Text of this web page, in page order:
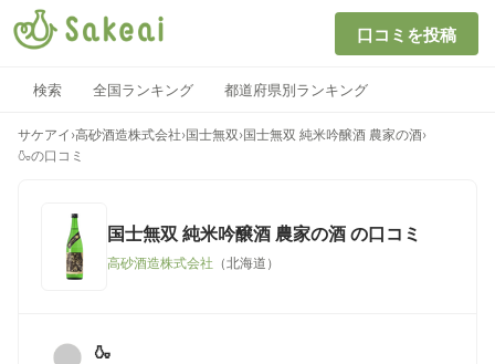
口コミを投稿
検索 全国ランキング 都道府県別ランキング
サケアイ ›高砂酒造株式会社›国士無双›国士無双 純米吟醸酒 農家の酒›
🍶の口コミ
国士無双 純米吟醸酒 農家の酒 の口コミ
高砂酒造株式会社 （北海道）
🍶